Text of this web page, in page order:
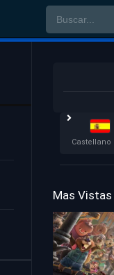
Castellano
Mas Vistas